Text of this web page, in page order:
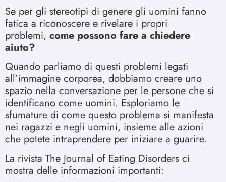
Se per gli stereotipi di genere gli uomini fanno
fatica a riconoscere e rivelare i propri
problemi, come possono fare a chiedere
aiuto?
Quando parliamo di questi problemi legati
all’immagine corporea, dobbiamo creare uno
spazio nella conversazione per le persone che si
identificano come uomini. Esploriamo le
sfumature di come questo problema si manifesta
nei ragazzi e negli uomini, insieme alle azioni
che potete intraprendere per iniziare a guarire.
La rivista The Journal of Eating Disorders ci
mostra delle informazioni importanti: